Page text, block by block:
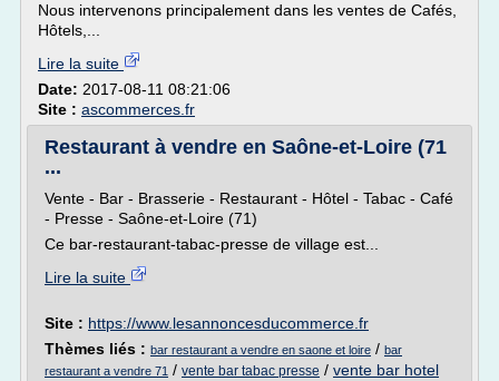
Nous intervenons principalement dans les ventes de Cafés,
Hôtels,...
Lire la suite
Date: 2017-08-11 08:21:06
Site : ascommerces.fr
Restaurant à vendre en Saône-et-Loire (71
...
Vente - Bar - Brasserie - Restaurant - Hôtel - Tabac - Café
- Presse - Saône-et-Loire (71)
Ce bar-restaurant-tabac-presse de village est...
Lire la suite
Site : https://www.lesannoncesducommerce.fr
Thèmes liés : bar restaurant a vendre en saone et loire / bar
restaurant a vendre 71 / vente bar tabac presse / vente bar hotel